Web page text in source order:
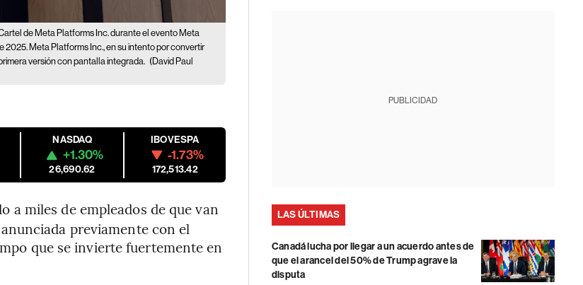
de Meta Platforms Inc. durante el evento Meta
2025. Meta Platforms Inc., en su intento por convertir
versión con pantalla integrada. (David Paul
NASDAQ
+1.30%
26,690.62
IBOVESPA
-1.73%
172,513.42
a miles de empleados de que van
previamente con el
que se invierte fuertemente en
PUBLICIDAD
LAS ÚLTIMAS
Canadá lucha por llegar a un acuerdo antes de
que el arancel del 50% de Trump agrave la
disputa